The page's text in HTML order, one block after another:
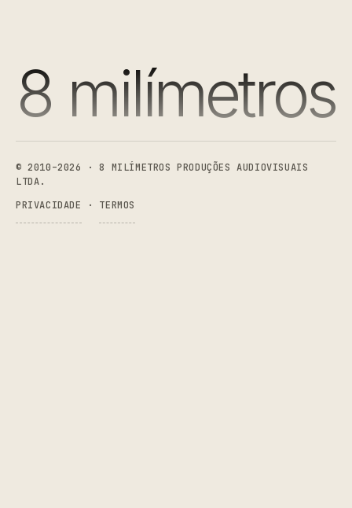
8 milímetros
© 2010–2026 · 8 MILÍMETROS PRODUÇÕES AUDIOVISUAIS
LTDA.
PRIVACIDADE
· TERMOS